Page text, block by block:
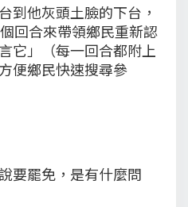
到他灰頭土臉的下台，
回合來帶領鄉民重新認
它」（每一回合都附上
便鄉民快速搜尋參
要罷免，是有什麼問